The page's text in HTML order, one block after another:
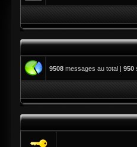
9508 messages au total | 950